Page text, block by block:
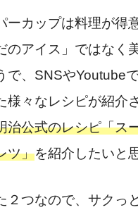
ーカップは料理が得
のアイス」ではなく
で、SNSやYoutube
様々なレシピが紹介
治公式のレシピ「ス
ツ」を紹介したいと
２つなので、サクっ